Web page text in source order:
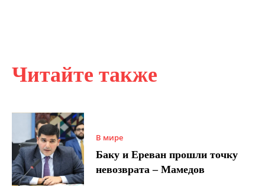
Читайте также
В мире
Баку и Ереван прошли точку
невозврата – Мамедов